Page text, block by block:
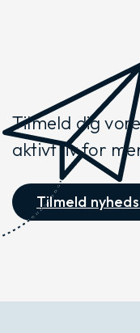
Tilmeld dig
aktivt liv for
Tilmeld